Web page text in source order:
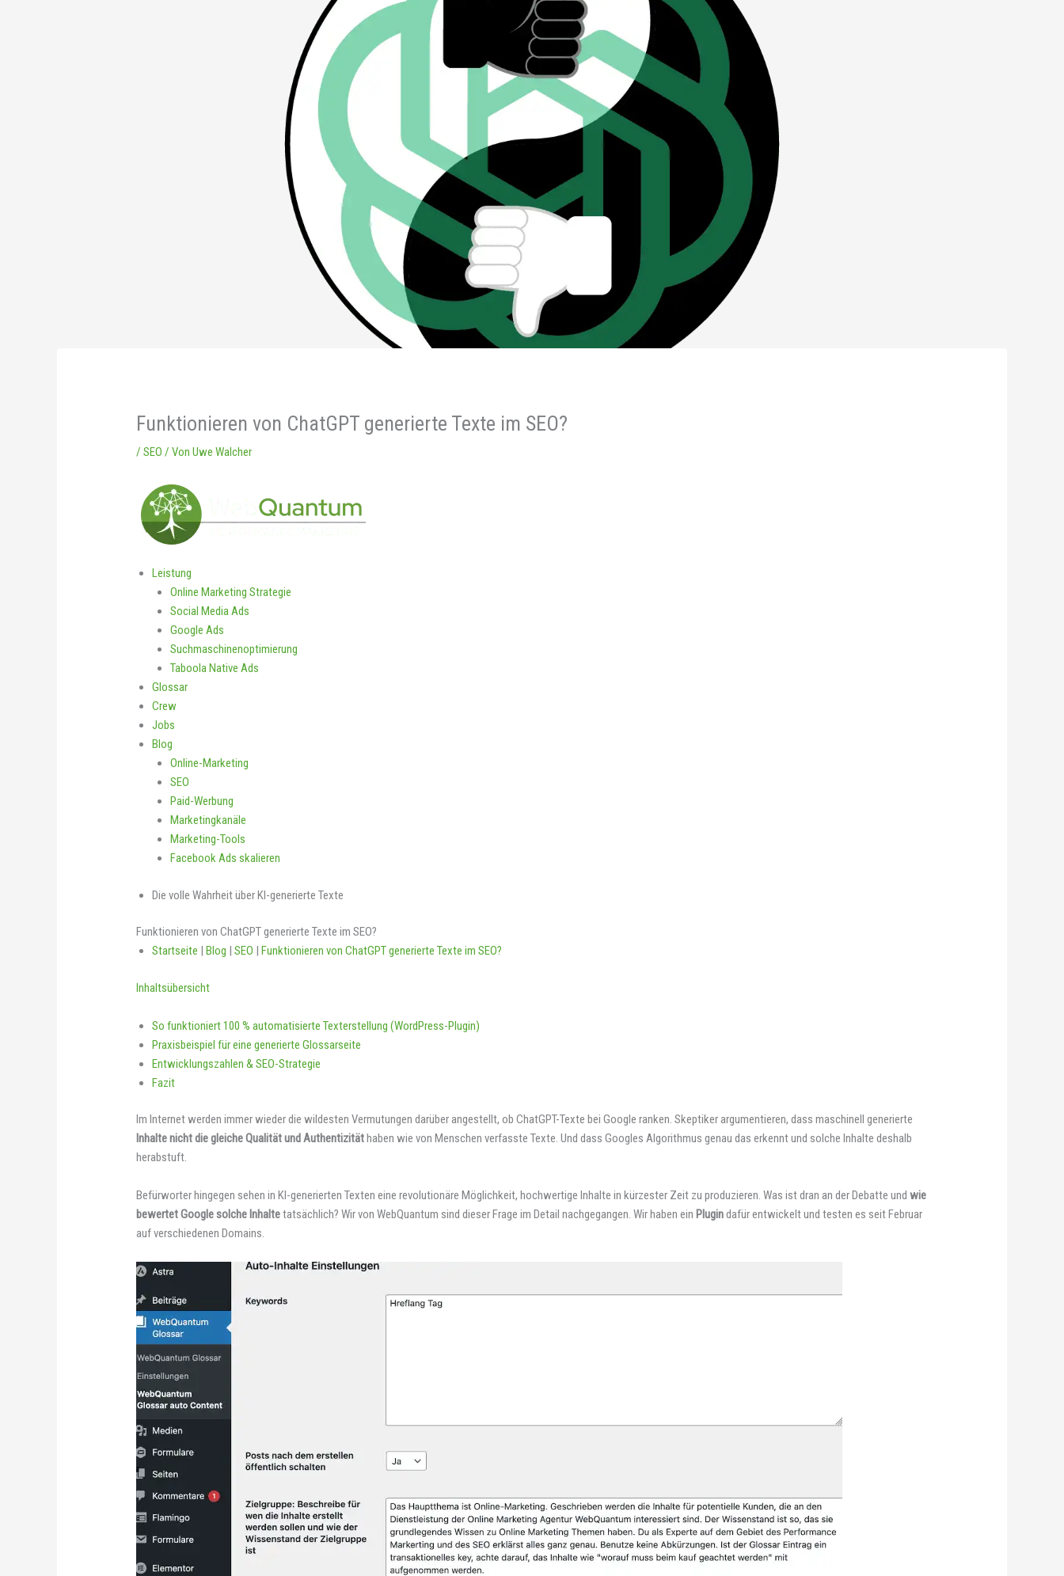
Funktionieren von ChatGPT generierte Texte im SEO?
/SEO / VonUwe Walcher
Leistung
Online Marketing Strategie
Social Media Ads
Google Ads
Suchmaschinenoptimierung
Taboola Native Ads
Glossar
Crew
Jobs
Blog
Online-Marketing
SEO
Paid-Werbung
Marketingkanäle
Marketing-Tools
Facebook Ads skalieren
Die volle Wahrheit über KI-generierte Texte
Funktionieren von ChatGPT generierte Texte im SEO?
Startseite |Blog |SEO |Funktionieren von ChatGPT generierte Texte im SEO?
Inhaltsübersicht
So funktioniert 100 % automatisierte Texterstellung (WordPress-Plugin)
Praxisbeispiel für eine generierte Glossarseite
Entwicklungszahlen & SEO-Strategie
Fazit
Im Internet werden immer wieder die wildesten Vermutungen darüber angestellt, ob ChatGPT-Texte bei Google ranken. Skeptiker argumentieren, dass maschinell generierte
Inhalte nicht die gleiche Qualität und Authentizitäthaben wie von Menschen verfasste Texte. Und dass Googles Algorithmus genau das erkennt und solche Inhalte deshalb
herabstuft.
Befürworter hingegen sehen in KI-generierten Texten eine revolutionäre Möglichkeit, hochwertige Inhalte in kürzester Zeit zu produzieren. Was ist dran an der Debatte undwie
bewertet Google solche Inhaltetatsächlich? Wir von WebQuantum sind dieser Frage im Detail nachgegangen. Wir haben ein Plugindafür entwickelt und testen es seit Februar
auf verschiedenen Domains.